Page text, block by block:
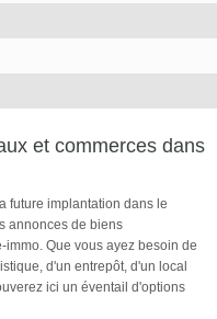
et commerces dans
future implantation dans le
annonces de biens
Que vous ayez besoin de
d'un entrepôt, d'un local
ici un éventail d'options